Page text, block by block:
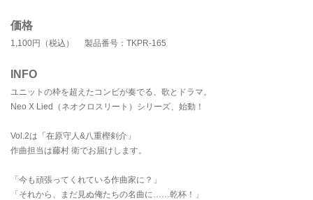
価格
1,100円（税込） 製品番号：TKPR-165
INFO
ユニットの枠を超えたコンビが奏でる、歌とドラマ。
Neo X Lied（ネオクロスリート）シリーズ、始動！
Vol.2は「在原守人&八重樫剣介」
作曲担当は藤村 衛でお届けします。
「今も頑張ってくれている作曲家に？」
「それから、まだ見ぬ俺たちの名曲に……乾杯！」